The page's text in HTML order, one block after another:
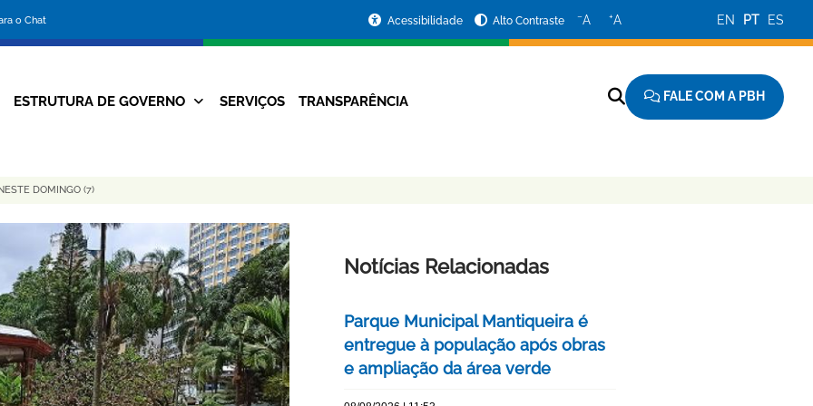
o Chat
da
Prefeitura
Acessibilidade Alto Contraste −A +A EN PT ES
Navegação
ESTRUTURA DE GOVERNO SERVIÇOS TRANSPARÊNCIA FALE COM A PBH
DOMINGO (7)
Notícias Relacionadas
Parque Municipal Mantiqueira é
entregue à população após obras
e ampliação da área verde